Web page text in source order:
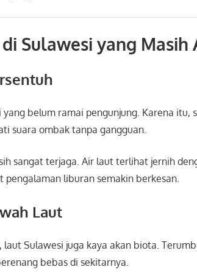
Sulawesi yang Masih
belum ramai pengunjung. Karena itu,
suara ombak tanpa gangguan.
sangat terjaga. Air laut terlihat jernih
liburan semakin berkesan.
Laut
laut Sulawesi juga kaya akan biota.
bebas di sekitarnya.